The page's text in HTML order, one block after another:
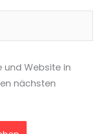
und Website in
nächsten